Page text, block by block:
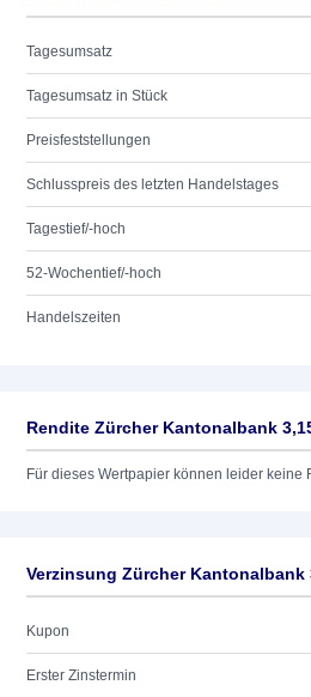
Tagesumsatz
Tagesumsatz in Stück
Preisfeststellungen
Schlusspreis des letzten Handelstages
Tagestief/-hoch
52-Wochentief/-hoch
Handelszeiten
Rendite Zürcher Kantonalbank
Für dieses Wertpapier können leider keine
Verzinsung Zürcher Kantonalbank
Kupon
Erster Zinstermin